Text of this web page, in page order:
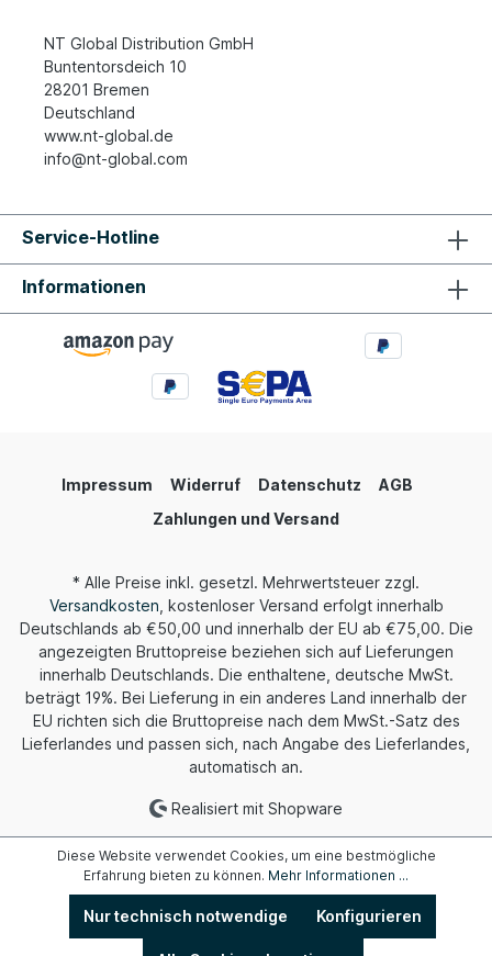
NT Global Distribution GmbH
Buntentorsdeich 10
28201 Bremen
Deutschland
www.nt-global.de
info@nt-global.com
Service-Hotline
Informationen
Impressum Widerruf Datenschutz
AGB
Zahlungen und Versand
* Alle Preise inkl. gesetzl. Mehrwertsteuer zzgl.
Versandkosten , kostenloser Versand erfolgt innerhalb
Deutschlands ab €50,00 und innerhalb der EU ab €75,00. Die
angezeigten Bruttopreise beziehen sich auf Lieferungen
innerhalb Deutschlands. Die enthaltene, deutsche MwSt.
beträgt 19%. Bei Lieferung in ein anderes Land innerhalb der
EU richten sich die Bruttopreise nach dem MwSt.-Satz des
Lieferlandes und passen sich, nach Angabe des Lieferlandes,
automatisch an.
Realisiert mit Shopware
Diese Website verwendet Cookies, um eine bestmögliche
Erfahrung bieten zu können. Mehr Informationen ...
Nur technisch notwendige Konfigurieren